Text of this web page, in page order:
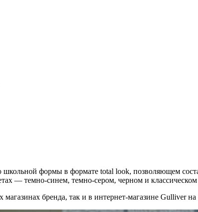
школьной формы в формате total look, позволяющем
— темно-синем, темно-сером, черном и
бренда, так и в интернет-магазине Gulliver